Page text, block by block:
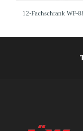
12-Fachschrank WF-